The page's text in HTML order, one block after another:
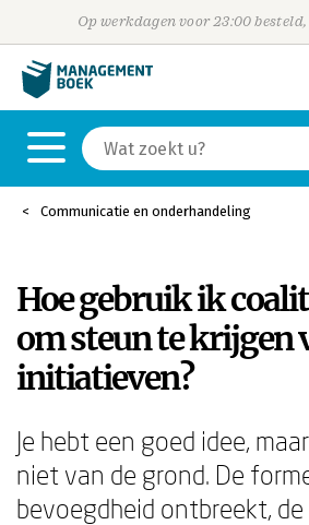
Op werkdagen voor 23:00
Communicatie en onderhandeling
Hoe gebruik ik
om steun te krijgen
initiatieven?
Je hebt een goed idee,
niet van de grond. De
bevoegdheid ontbreekt,